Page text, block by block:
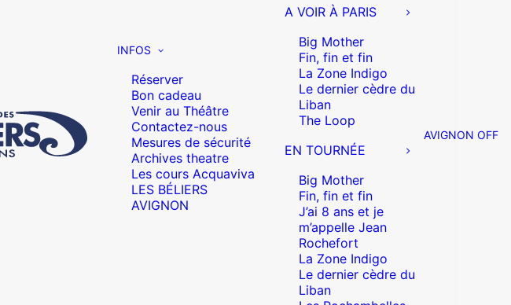
INFOS
Réserver
Bon cadeau
Venir au Théâtre
Contactez-nous
Mesures de sécurité
Archives theatre
Les cours Acquaviva
LES BÉLIERS
AVIGNON
A VOIR À PARIS
Big Mother
Fin, fin et fin
La Zone Indigo
Le dernier cèdre du
Liban
The Loop
EN TOURNÉE
Big Mother
Fin, fin et fin
J’ai 8 ans et je
m’appelle Jean
Rochefort
La Zone Indigo
Le dernier cèdre du
Liban
AVIGNON OFF